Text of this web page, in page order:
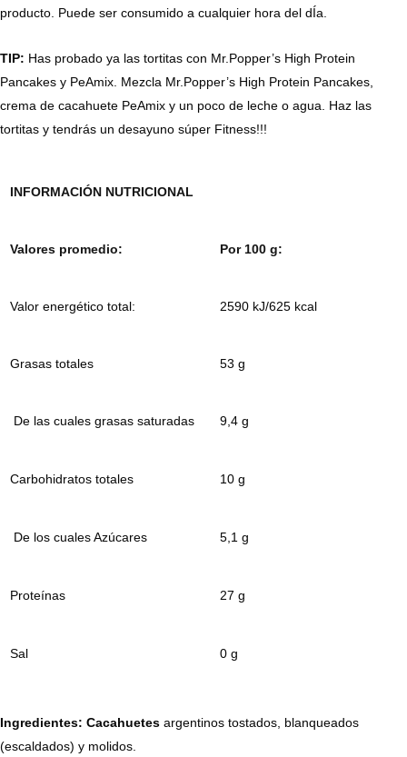
producto. Puede ser consumido a cualquier hora del dÍa.
TIP: Has probado ya las tortitas con Mr.Popper’s High Protein
Pancakes y PeAmix. Mezcla Mr.Popper’s High Protein Pancakes,
crema de cacahuete PeAmix y un poco de leche o agua. Haz las
tortitas y tendrás un desayuno súper Fitness!!!
INFORMACIÓN NUTRICIONAL
Valores promedio: Por 100 g:
Valor energético total: 2590 kJ/625 kcal
Grasas totales 53 g
De las cuales grasas saturadas 9,4 g
Carbohidratos totales 10 g
De los cuales Azúcares 5,1 g
Proteínas 27 g
Sal 0 g
Ingredientes: Cacahuetes argentinos tostados, blanqueados
(escaldados) y molidos.